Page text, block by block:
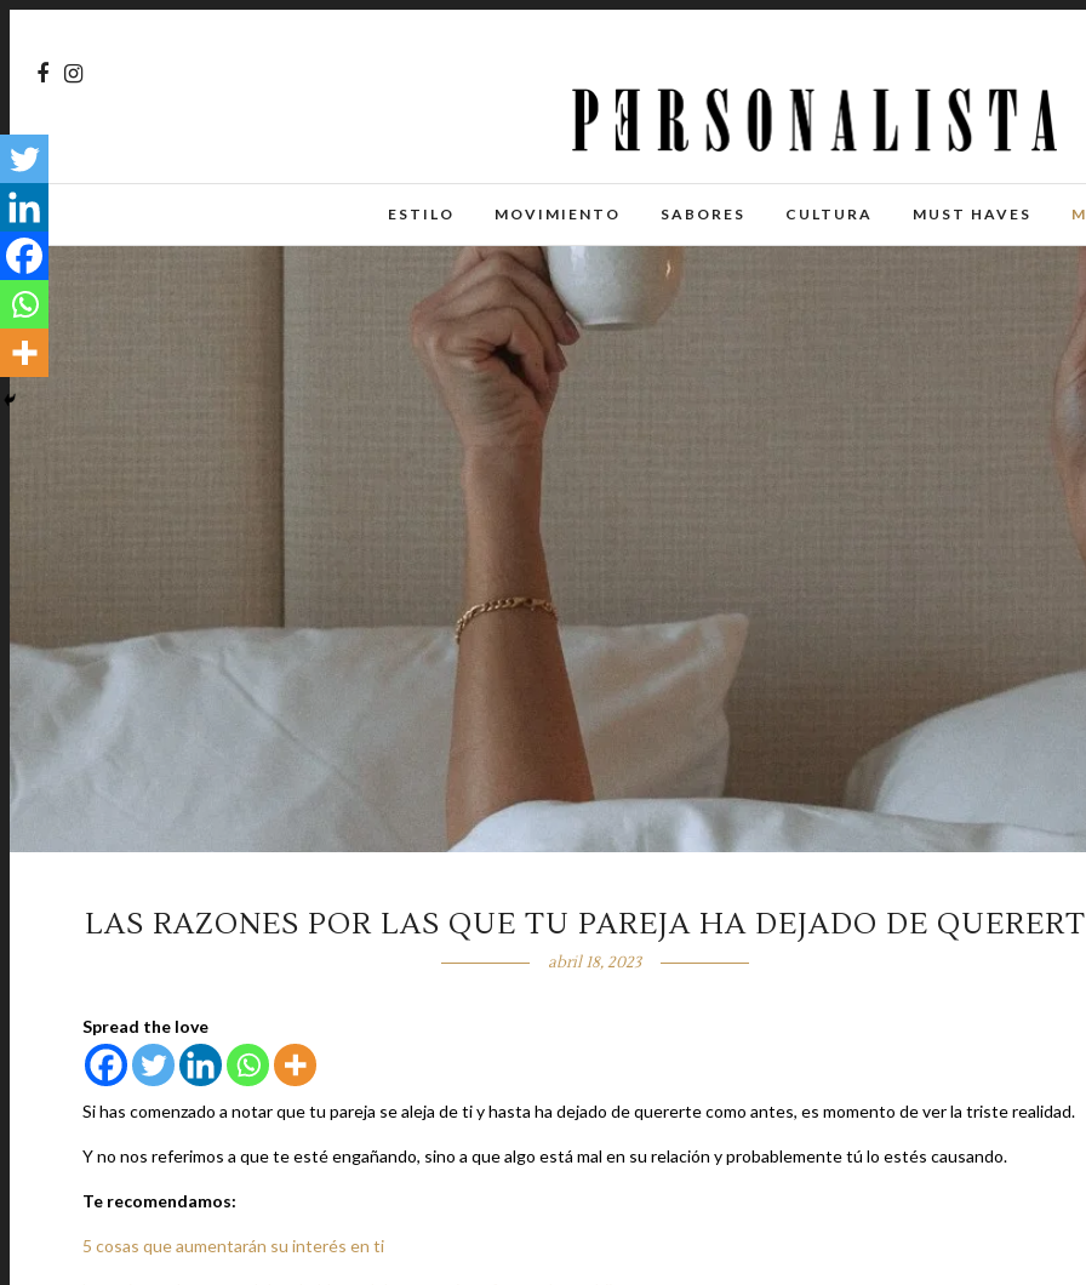
ESTILO MOVIMIENTO SABORES CULTURA MUST HAVES
LAS RAZONES POR LAS QUE TU PAREJA HA DEJADO DE
abril 18, 2023
Spread the love
Si has comenzado a notar que tu pareja se aleja de ti y hasta ha dejado de quererte como antes, es momento de ver la triste realidad.
Y no nos referimos a que te esté engañando, sino a que algo está mal en su relación y probablemente tú lo estés causando.
Te recomendamos:
5 cosas que aumentarán su interés en ti